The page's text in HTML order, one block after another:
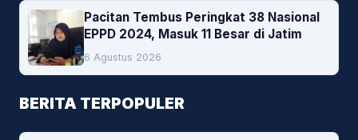
Pacitan Tembus Peringkat 38 Nasional
EPPD 2024, Masuk 11 Besar di Jatim
6 Agustus 2026
BERITA TERPOPULER